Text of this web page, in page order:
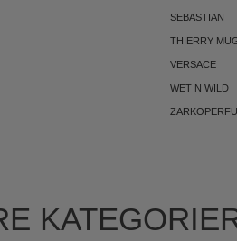
SEBASTIAN
THIERRY
VERSACE
WET N WILD